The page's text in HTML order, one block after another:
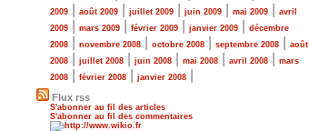
2009
août 2009 juillet 2009 juin 2009 mai 2009
avril
2009
mars 2009 février 2009 janvier 2009
décembre
2008
novembre 2008 octobre 2008 septembre 2008
août
2008
juillet 2008 juin 2008 mai 2008 avril 2008
mars
2008
février 2008 janvier 2008
Flux rss
S'abonner au fil des articles
S'abonner au fil des commentaires